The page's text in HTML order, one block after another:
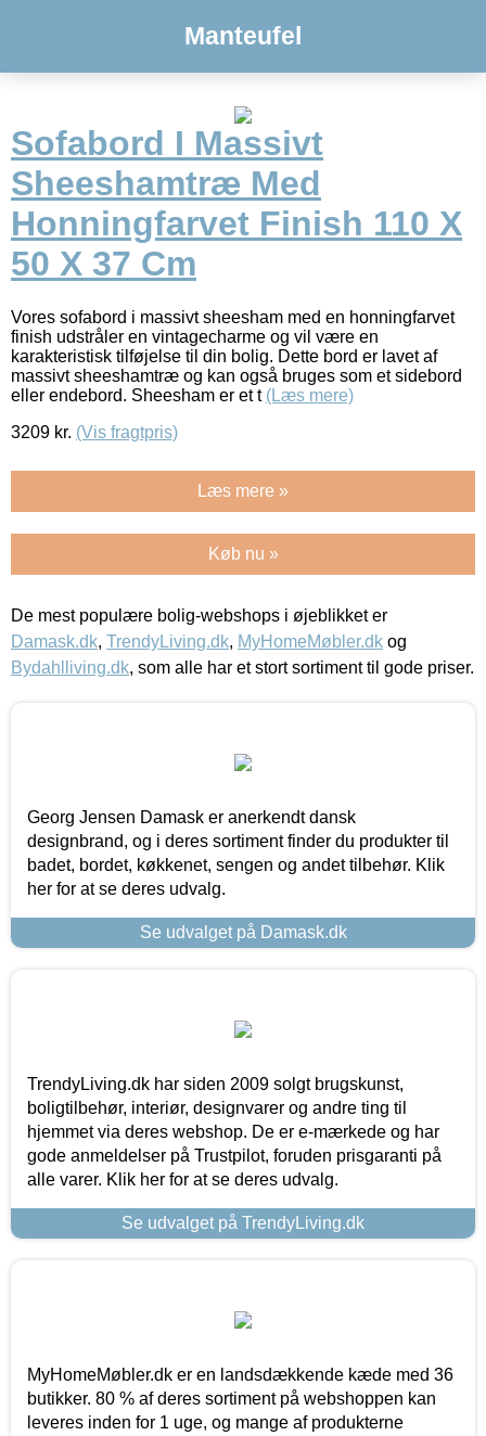
Manteufel
Sofabord I Massivt
Sheeshamtræ Med
Honningfarvet Finish 110 X
50 X 37 Cm
Vores sofabord i massivt sheesham med en honningfarvet
finish udstråler en vintagecharme og vil være en
karakteristisk tilføjelse til din bolig. Dette bord er lavet af
massivt sheeshamtræ og kan også bruges som et sidebord
eller endebord. Sheesham er et t (Læs mere)
3209 kr. (Vis fragtpris)
Læs mere »
Køb nu »
De mest populære bolig-webshops i øjeblikket er
Damask.dk, TrendyLiving.dk, MyHomeMøbler.dk og
Bydahlliving.dk, som alle har et stort sortiment til gode priser.
Georg Jensen Damask er anerkendt dansk
designbrand, og i deres sortiment finder du produkter til
badet, bordet, køkkenet, sengen og andet tilbehør. Klik
her for at se deres udvalg.
Se udvalget på Damask.dk
TrendyLiving.dk har siden 2009 solgt brugskunst,
boligtilbehør, interiør, designvarer og andre ting til
hjemmet via deres webshop. De er e-mærkede og har
gode anmeldelser på Trustpilot, foruden prisgaranti på
alle varer. Klik her for at se deres udvalg.
Se udvalget på TrendyLiving.dk
MyHomeMøbler.dk er en landsdækkende kæde med 36
butikker. 80 % af deres sortiment på webshoppen kan
leveres inden for 1 uge, og mange af produkterne